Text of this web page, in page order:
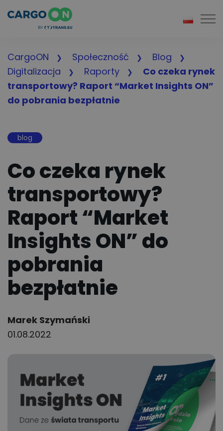
CargoON Społeczność
Blog
Digitalizacja
Raporty
Co czeka rynek
transportowy? Raport “Market Insights ON”
do pobrania bezpłatnie
blog
Co czeka rynek
transportowy?
Raport “Market
Insights ON” do
pobrania
bezpłatnie
Author:
Marek Szymański
01.08.2022